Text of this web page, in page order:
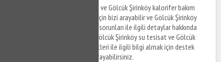
Gölcük Şirinköy kalorifer tamiri ve Gölcük Şirinköy kalorifer bakım
hizmetleri ile ilgili bilgi almak için bizi arayabilir ve Gölcük Şirinköy
bölgesinde yaşadığınız tesisat sorunları ile ilgili detaylar hakkında
bizimle iletişim kurabilirsiniz. Gölcük Şirinköy su tesisat ve Gölcük
Şirinköy kalorifer tamiri hizmetleri ile ilgili bilgi almak için destek
taleplerinizi iletmek için bizi arayabilirsiniz.